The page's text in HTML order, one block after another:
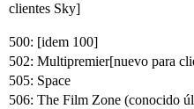
clientes Sky]
500: [idem 100]
502: Multipremier[nuevo para
505: Space
506: The Film Zone (conocido